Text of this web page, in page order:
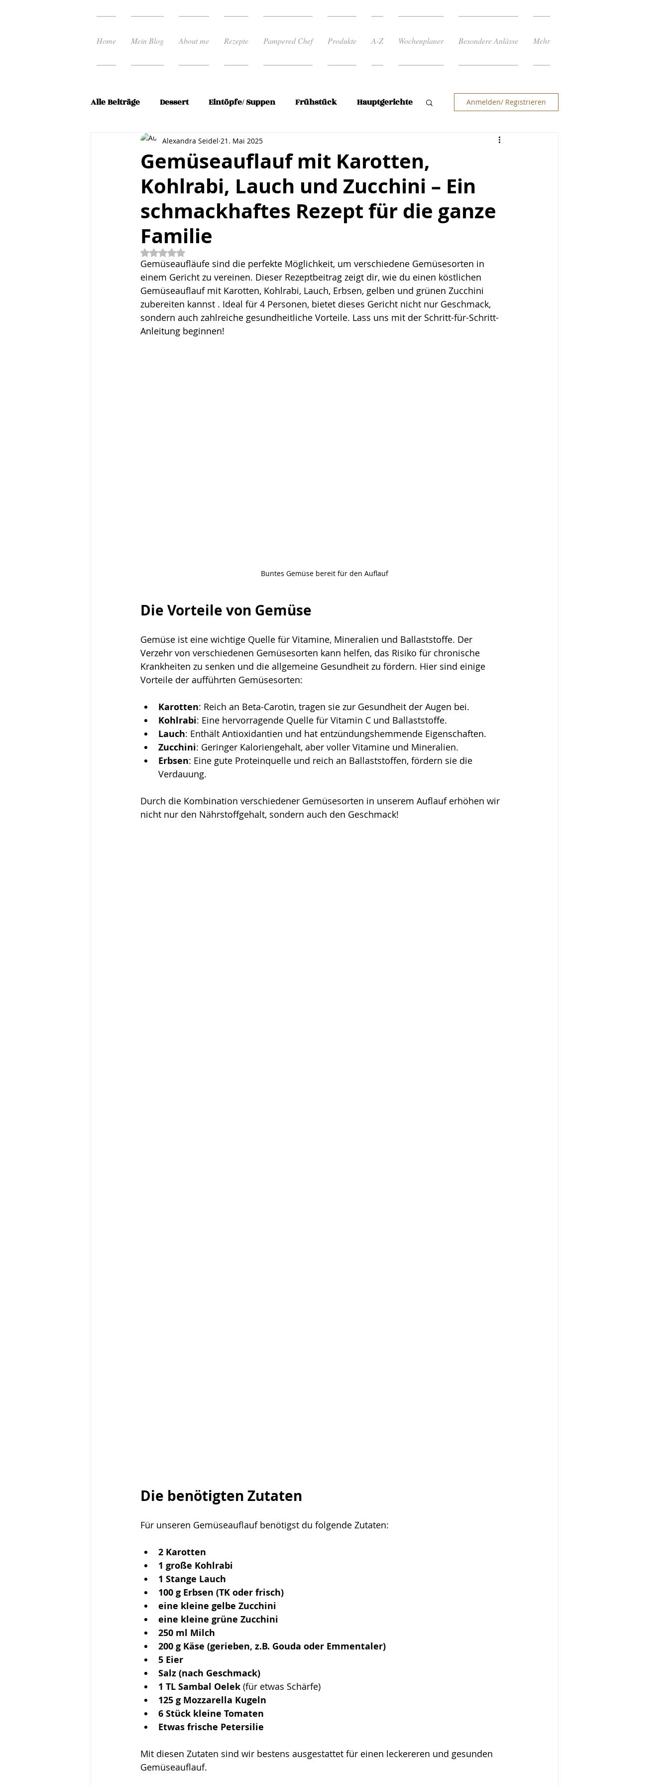
Home Mein Blog About me Rezepte Pampered Chef Produkte A-Z Wochenplaner Besondere Anlässe Mehr
Alle Beiträge Dessert Eintöpfe/ Suppen Frühstück Hauptgerichte
Pasta Rezepte Reis
Schnelle Küche Spargel Rezepte Süßspeise/Mehlspeisen
Vorspeisen Weihnachten Plätzchen Wochenplan
Wochenplan 2024 Backen Snack & Salate
Vegan und Vegetarisch Geburtstag Airfryer
Anmelden/ Registrieren
Gemüseauflauf mit Karotten,
Kohlrabi, Lauch und Zucchini – Ein
schmackhaftes Rezept für die ganze
Familie
Alexandra Seidel 21. Mai 2025
Mit NaN von 5 Sternen bewertet.
Gemüseaufläufe sind die perfekte Möglichkeit, um verschiedene Gemüsesorten in
einem Gericht zu vereinen. Dieser Rezeptbeitrag zeigt dir, wie du einen köstlichen
Gemüseauflauf mit Karotten, Kohlrabi, Lauch, Erbsen, gelben und grünen Zucchini
zubereiten kannst . Ideal für 4 Personen, bietet dieses Gericht nicht nur Geschmack,
sondern auch zahlreiche gesundheitliche Vorteile. Lass uns mit der Schritt-für-Schritt-
Anleitung beginnen!
Buntes Gemüse bereit für den Auflauf
Die Vorteile von Gemüse
Gemüse ist eine wichtige Quelle für Vitamine, Mineralien und Ballaststoffe. Der
Verzehr von verschiedenen Gemüsesorten kann helfen, das Risiko für chronische
Krankheiten zu senken und die allgemeine Gesundheit zu fördern. Hier sind einige
Vorteile der aufführten Gemüsesorten:
Karotten: Reich an Beta-Carotin, tragen sie zur Gesundheit der Augen bei.
Kohlrabi: Eine hervorragende Quelle für Vitamin C und Ballaststoffe.
Lauch: Enthält Antioxidantien und hat entzündungshemmende Eigenschaften.
Zucchini: Geringer Kaloriengehalt, aber voller Vitamine und Mineralien.
Erbsen: Eine gute Proteinquelle und reich an Ballaststoffen, fördern sie die
Verdauung.
Durch die Kombination verschiedener Gemüsesorten in unserem Auflauf erhöhen wir
nicht nur den Nährstoffgehalt, sondern auch den Geschmack!
Die benötigten Zutaten
Für unseren Gemüseauflauf benötigst du folgende Zutaten:
2 Karotten
1 große Kohlrabi
1 Stange Lauch
100 g Erbsen (TK oder frisch)
eine kleine gelbe Zucchini
eine kleine grüne Zucchini
250 ml Milch
200 g Käse (gerieben, z.B. Gouda oder Emmentaler)
5 Eier
Salz (nach Geschmack)
1 TL Sambal Oelek (für etwas Schärfe)
125 g Mozzarella Kugeln
6 Stück kleine Tomaten
Etwas frische Petersilie
Mit diesen Zutaten sind wir bestens ausgestattet für einen leckereren und gesunden
Gemüseauflauf.